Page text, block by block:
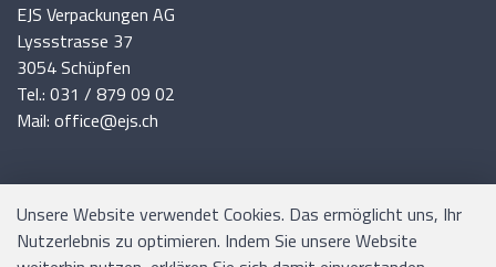
EJS Verpackungen AG
Lyssstrasse 37
3054 Schüpfen
Tel.: 031 / 879 09 02
Mail: office@ejs.ch
INFORMATIONEN
Unsere Website verwendet Cookies. Das ermöglicht uns, Ihr
Nutzerlebnis zu optimieren. Indem Sie unsere Website